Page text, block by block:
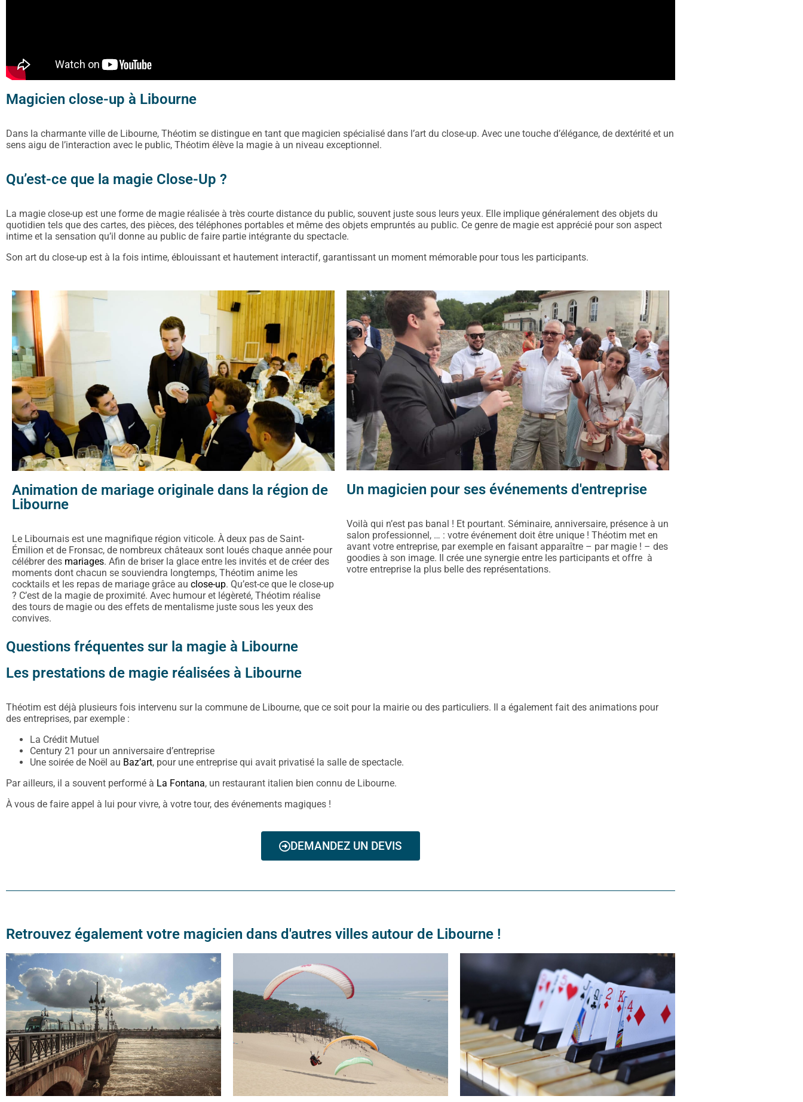
Magicien close-up à Libourne
Dans la charmante ville de Libourne, Théotim se distingue en tant que magicien spécialisé dans l’art du close-up. Avec une touche d’élégance, de dextérité et un
sens aigu de l’interaction avec le public, Théotim élève la magie à un niveau exceptionnel.
Qu’est-ce que la magie Close-Up ?
La magie close-up est une forme de magie réalisée à très courte distance du public, souvent juste sous leurs yeux. Elle implique généralement des objets du
quotidien tels que des cartes, des pièces, des téléphones portables et même des objets empruntés au public. Ce genre de magie est apprécié pour son aspect
intime et la sensation qu’il donne au public de faire partie intégrante du spectacle.
Son art du close-up est à la fois intime, éblouissant et hautement interactif, garantissant un moment mémorable pour tous les participants.
Animation de mariage originale dans la région de
Libourne
Le Libournais est une magnifique région viticole. À deux pas de Saint-
Émilion et de Fronsac, de nombreux châteaux sont loués chaque année pour
célébrer des mariages. Afin de briser la glace entre les invités et de créer des
moments dont chacun se souviendra longtemps, Théotim anime les
cocktails et les repas de mariage grâce au close-up. Qu’est-ce que le close-up
? C’est de la magie de proximité. Avec humour et légèreté, Théotim réalise
des tours de magie ou des effets de mentalisme juste sous les yeux des
convives.
Un magicien pour ses événements d'entreprise​
Voilà qui n’est pas banal ! Et pourtant. Séminaire, anniversaire, présence à un
salon professionnel, … : votre événement doit être unique ! Théotim met en
avant votre entreprise, par exemple en faisant apparaître – par magie ! – des
goodies à son image. Il crée une synergie entre les participants et offre à
votre entreprise la plus belle des représentations.
Questions fréquentes sur la magie à Libourne
Les prestations de magie réalisées à Libourne
Théotim est déjà plusieurs fois intervenu sur la commune de Libourne, que ce soit pour la mairie ou des particuliers. Il a également fait des animations pour
des entreprises, par exemple :
La Crédit Mutuel
Century 21 pour un anniversaire d’entreprise
Une soirée de Noël au Baz’art, pour une entreprise qui avait privatisé la salle de spectacle.
Par ailleurs, il a souvent performé à La Fontana, un restaurant italien bien connu de Libourne.
À vous de faire appel à lui pour vivre, à votre tour, des événements magiques !
DEMANDEZ UN DEVIS
Retrouvez également votre magicien dans d'autres villes autour de Libourne !